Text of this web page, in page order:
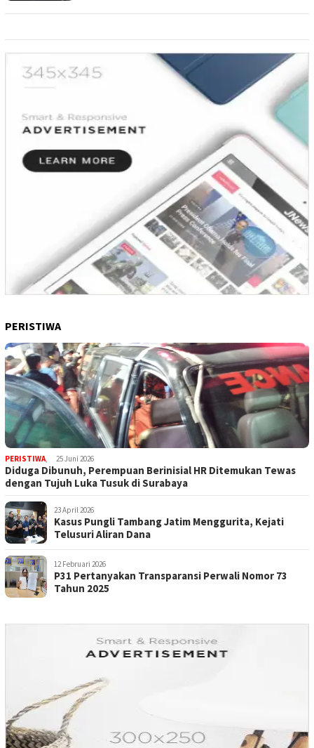
PERISTIWA
PERISTIWA, 25 Juni 2026
Diduga Dibunuh, Perempuan Berinisial HR Ditemukan Tewas
dengan Tujuh Luka Tusuk di Surabaya
23 April 2026
Kasus Pungli Tambang Jatim Menggurita, Kejati
Telusuri Aliran Dana
12 Februari 2026
P31 Pertanyakan Transparansi Perwali Nomor 73
Tahun 2025